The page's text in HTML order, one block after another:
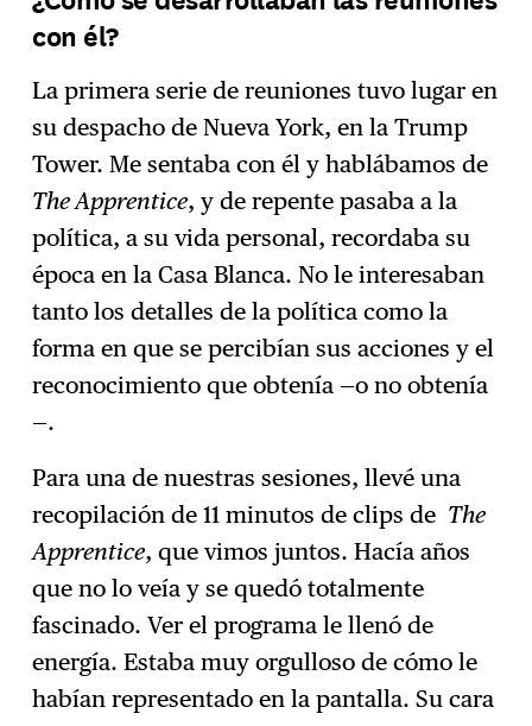
con él?
La primera serie de reuniones tuvo lugar en
su despacho de Nueva York, en la Trump
Tower. Me sentaba con él y hablábamos de
The Apprentice, y de repente pasaba a la
política, a su vida personal, recordaba su
época en la Casa Blanca. No le interesaban
tanto los detalles de la política como la
forma en que se percibían sus acciones y el
reconocimiento que obtenía —o no obtenía
—.
Para una de nuestras sesiones, llevé una
recopilación de 11 minutos de clips de The
Apprentice, que vimos juntos. Hacía años
que no lo veía y se quedó totalmente
fascinado. Ver el programa le llenó de
energía. Estaba muy orgulloso de cómo le
habían representado en la pantalla. Su cara